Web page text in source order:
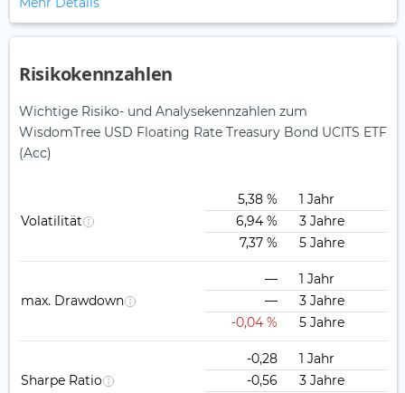
Risikokennzahlen
Wichtige Risiko- und Analysekennzahlen zum
WisdomTree USD Floating Rate Treasury Bond UCITS ETF
(Acc)
Volatilität
5,38 %
1 Jahr
6,94 %
3 Jahre
7,37 %
5 Jahre
max. Drawdown
—
1 Jahr
—
3 Jahre
-0,04 %
5 Jahre
Sharpe Ratio
-0,28
1 Jahr
-0,56
3 Jahre